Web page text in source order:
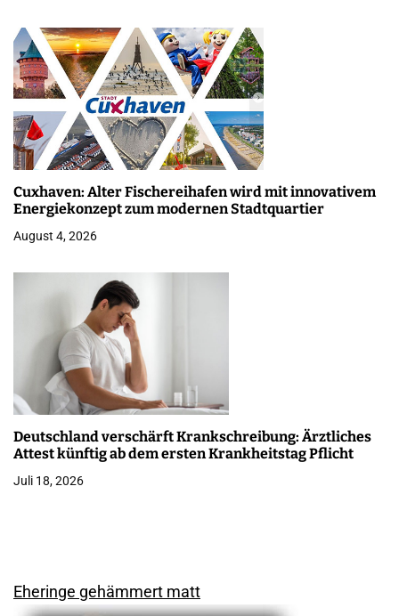
Cuxhaven: Alter Fischereihafen wird mit innovativem
Energiekonzept zum modernen Stadtquartier
August 4, 2026
Deutschland verschärft Krankschreibung: Ärztliches
Attest künftig ab dem ersten Krankheitstag Pflicht
Juli 18, 2026
Eheringe gehämmert matt